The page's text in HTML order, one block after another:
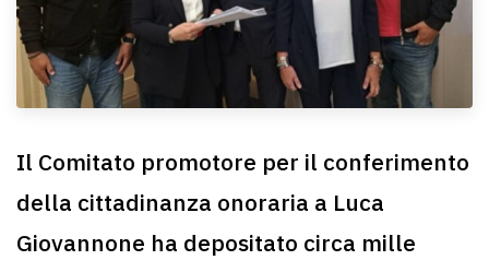
Il Comitato promotore per il conferimento
della cittadinanza onoraria a Luca
Giovannone ha depositato circa mille